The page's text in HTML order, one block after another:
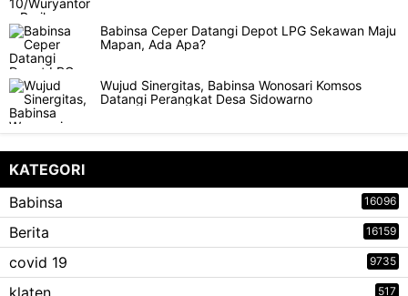
Babinsa Ceper Datangi Depot LPG Sekawan Maju
Mapan, Ada Apa?
Wujud Sinergitas, Babinsa Wonosari Komsos
Datangi Perangkat Desa Sidowarno
KATEGORI
Babinsa
16096
Berita 16159
covid 19 9735
klaten 517